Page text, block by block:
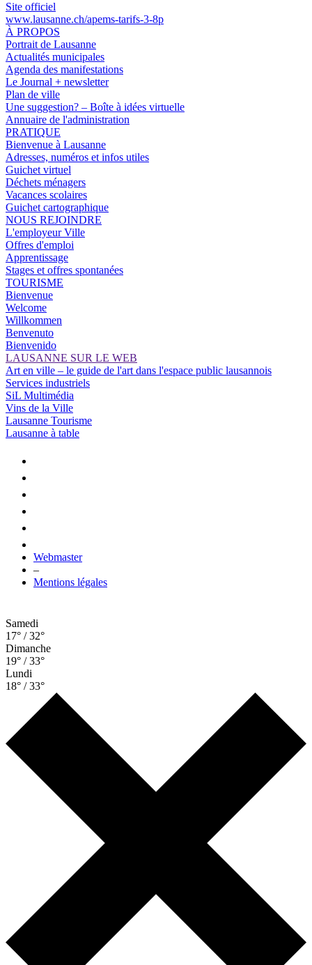
Site officiel
www.lausanne.ch/apems-tarifs-3-8p
À PROPOS
Portrait de Lausanne
Actualités municipales
Agenda des manifestations
Le Journal + newsletter
Plan de ville
Une suggestion? – Boîte à idées virtuelle
Annuaire de l'administration
PRATIQUE
Bienvenue à Lausanne
Adresses, numéros et infos utiles
Guichet virtuel
Déchets ménagers
Vacances scolaires
Guichet cartographique
NOUS REJOINDRE
L'employeur Ville
Offres d'emploi
Apprentissage
Stages et offres spontanées
TOURISME
Bienvenue
Welcome
Willkommen
Benvenuto
Bienvenido
LAUSANNE SUR LE WEB
Art en ville – le guide de l'art dans l'espace public lausannois
Services industriels
SiL Multimédia
Vins de la Ville
Lausanne Tourisme
Lausanne à table
Webmaster
–
Mentions légales
Samedi
17° / 32°
Dimanche
19° / 33°
Lundi
18° / 33°